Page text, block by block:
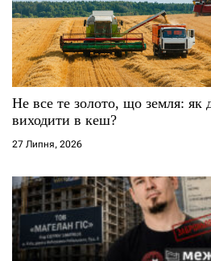
Не все те золото, що земля: як
виходити в кеш?
27 Липня, 2026